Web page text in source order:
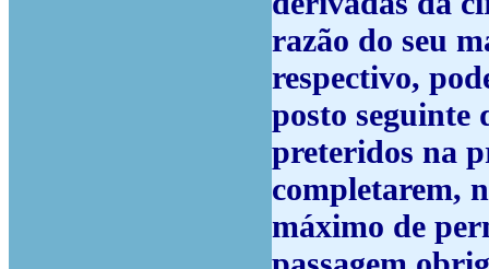
razão do seu
respectivo,
posto seguinte
preteridos na
completarem,
máximo de